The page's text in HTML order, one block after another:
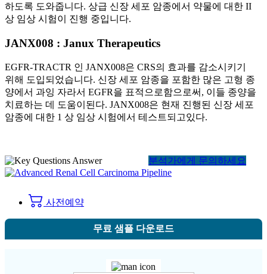
하도록 도와줍니다. 상급 신장 세포 암종에서 약물에 대한 II
상 임상 시험이 진행 중입니다.
JANX008 : Janux Therapeutics
EGFR-TRACTR 인 JANX008은 CRS의 효과를 감소시키기
위해 도입되었습니다. 신장 세포 암종을 포함한 많은 고형 종
양에서 과잉 자라서 EGFR을 표적으로함으로써, 이들 종양을
치료하는 데 도움이된다. JANX008은 현재 진행된 신장 세포
암종에 대한 1 상 임상 시험에서 테스트되고있다.
분석가에게 문의하세요
사전예약
무료 샘플 다운로드